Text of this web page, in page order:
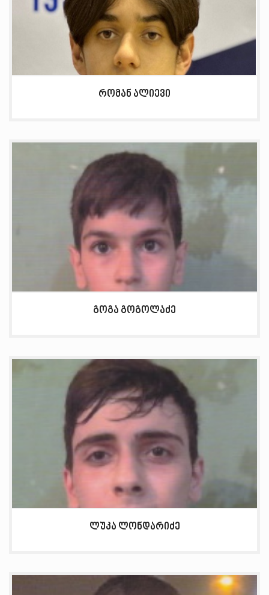
რომან ალიევი
გოგა გოგოლაძე
ლუკა ლონდარიძე